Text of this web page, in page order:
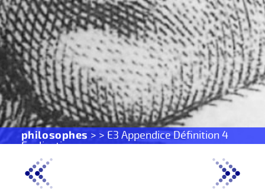
philosophes > > E3 Appendice Définition 4
Explication